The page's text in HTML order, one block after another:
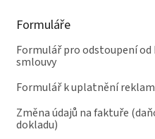
y
ý
p
s
Formuláře
Formulář pro odstoupení od
smlouvy
Formulář k uplatnění
Změna údajů na faktuře
dokladu)